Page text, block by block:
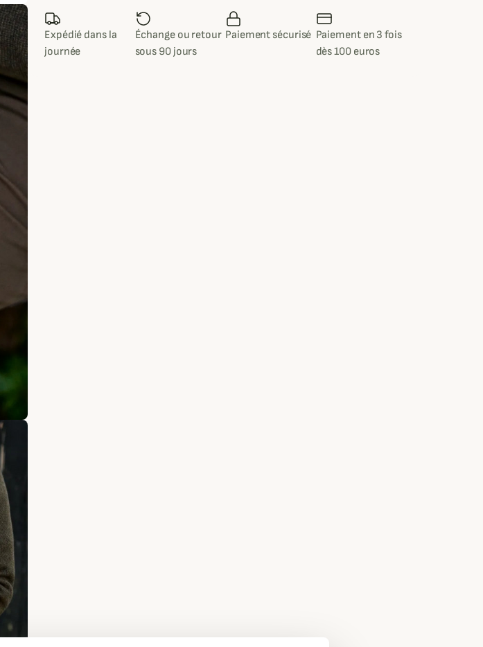
Expédié dans la
journée
Échange ou retour
sous 90 jours
Paiement sécurisé Paiement en 3 fois
dès 100 euros